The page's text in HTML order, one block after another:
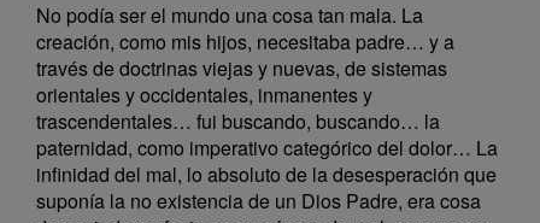
No podía ser el mundo una cosa tan mala. La
creación, como mis hijos, necesitaba padre… y a
través de doctrinas viejas y nuevas, de sistemas
orientales y occidentales, inmanentes y
trascendentales… fui buscando, buscando… la
paternidad, como imperativo categórico del dolor… La
infinidad del mal, lo absoluto de la desesperación que
suponía la no existencia de un Dios Padre, era cosa